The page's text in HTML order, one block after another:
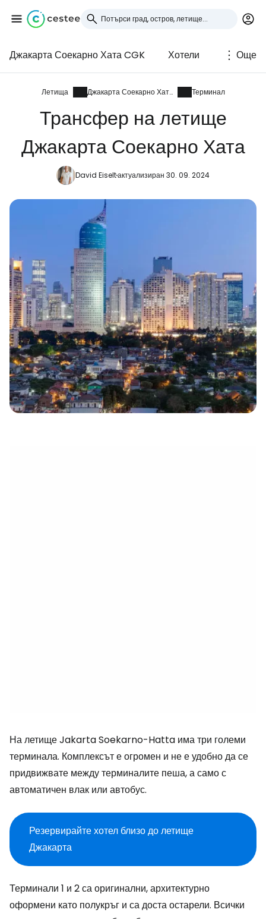
Джакарта Соекарно Хата CGK Хотели Още
Летища Джакарта Соекарно Хата Терминал
Трансфер на летище
Джакарта Соекарно Хата
David Eiseltактуализиран 30. 09. 2024
На летище Jakarta Soekarno-Hatta има три големи
терминала. Комплексът е огромен и не е удобно да се
придвижвате между терминалите пеша, а само с
автоматичен влак или автобус.
Резервирайте хотел близо до летище
Джакарта
Терминали 1 и 2 са оригинални, архитектурно
оформени като полукръг и са доста остарели. Всички
Влезте в Cestee
... световната общност на туристите
Продължете с Google
Продължете с Facebook
Продължете с имейл